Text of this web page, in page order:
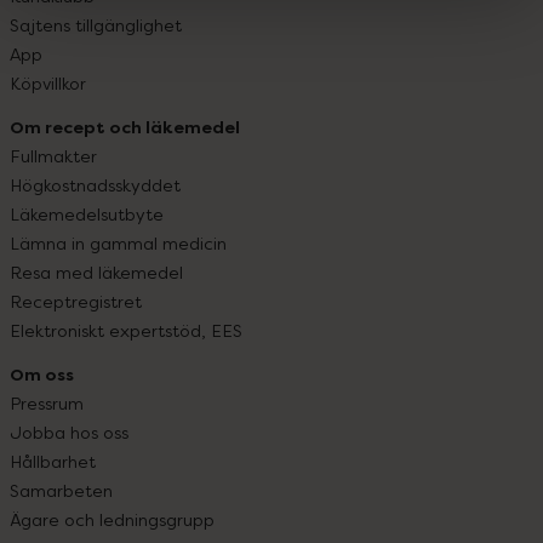
Sajtens tillgänglighet
App
Köpvillkor
Om recept och läkemedel
Fullmakter
Högkostnadsskyddet
Läkemedelsutbyte
Lämna in gammal medicin
Resa med läkemedel
Receptregistret
Elektroniskt expertstöd, EES
Om oss
Pressrum
Jobba hos oss
Hållbarhet
Samarbeten
Ägare och ledningsgrupp